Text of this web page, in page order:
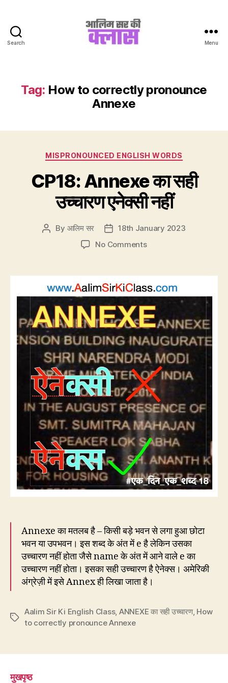
Search
Class
Menu
Tag: How to correctly pronounce
Annexe
Categories
MISPRONOUNCED ENGLISH WORDS
CP18: Annexe का सही
उच्चारण एनेक्सी नहीं
Post
By आलिम सर
Post
date
18th January 2023
No Commentson
का
सही
उच्चारण
एनेक्सी
नहीं
Annexe का मतलब है – किसी बड़े भवन से लगा हुआ छोटा
भवन या उपभवन। इस शब्द के अंत में e है लेकिन उसका
उच्चारण नहीं होता जैसे name के अंत में आने वाले e का
उच्चारण नहीं होता। इसका सही उच्चारण है ऐनेक्स। अमेरिकी
अंग्रेज़ी में इसे Annex ही लिखा जाता है।
Tags
Aalim Sir Ki English Class, ANNEXE का सही उच्चारण, How
to correctly pronounce Annexe
मुखपृष्ठ